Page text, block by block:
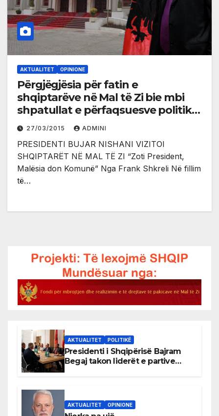
AKTUALITET OPINIONE
Përgjëgjësia për fatin e
shqiptarëve në Mal të Zi bie mbi
shpatullat e përfaqsuesve politikë
të shqiptarëve atje – Rreth vizitës
së Presidentit Bujar Nishani
27/03/2015 ADMINI
PRESIDENTI BUJAR NISHANI VIZITOI
SHQIPTARËT NË MAL TË ZI “Zoti President,
Malësia don Komunë” Nga Frank Shkreli Në fillim
të…
AKTUALITET POLITIKË
Presidenti i Shqipërisë Bajram
Begaj takon liderët e partive
AKTUALITET OPINIONE